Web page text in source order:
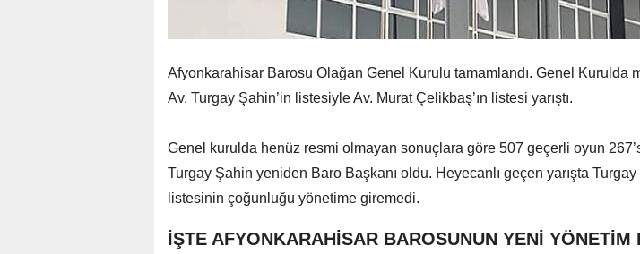
Afyonkarahisar Barosu Olağan Genel Kurulu tamamlandı. Genel Kurulda
Av. Turgay Şahin’in listesiyle Av. Murat Çelikbaş’ın listesi yarıştı.
Genel kurulda henüz resmi olmayan sonuçlara göre 507 geçerli oyun
Turgay Şahin yeniden Baro Başkanı oldu. Heyecanlı geçen yarışta Turgay
listesinin çoğunluğu yönetime giremedi.
İŞTE AFYONKARAHİSAR BAROSUNUN YENİ YÖNETİM